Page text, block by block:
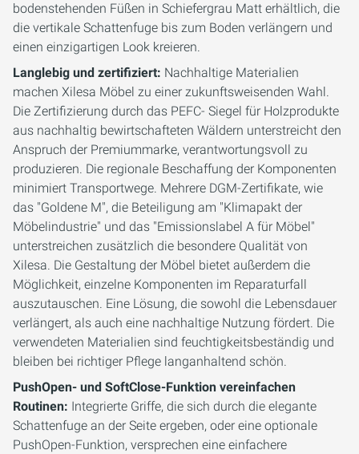
bodenstehenden Füßen in Schiefergrau Matt erhältlich, die
die vertikale Schattenfuge bis zum Boden verlängern und
einen einzigartigen Look kreieren.
Langlebig und zertifiziert: Nachhaltige Materialien
machen Xilesa Möbel zu einer zukunftsweisenden Wahl.
Die Zertifizierung durch das PEFC- Siegel für Holzprodukte
aus nachhaltig bewirtschafteten Wäldern unterstreicht den
Anspruch der Premiummarke, verantwortungsvoll zu
produzieren. Die regionale Beschaffung der Komponenten
minimiert Transportwege. Mehrere DGM-Zertifikate, wie
das "Goldene M", die Beteiligung am "Klimapakt der
Möbelindustrie" und das "Emissionslabel A für Möbel"
unterstreichen zusätzlich die besondere Qualität von
Xilesa. Die Gestaltung der Möbel bietet außerdem die
Möglichkeit, einzelne Komponenten im Reparaturfall
auszutauschen. Eine Lösung, die sowohl die Lebensdauer
verlängert, als auch eine nachhaltige Nutzung fördert. Die
verwendeten Materialien sind feuchtigkeitsbeständig und
bleiben bei richtiger Pflege langanhaltend schön.
PushOpen- und SoftClose-Funktion vereinfachen
Routinen: Integrierte Griffe, die sich durch die elegante
Schattenfuge an der Seite ergeben, oder eine optionale
PushOpen-Funktion, versprechen eine einfachere